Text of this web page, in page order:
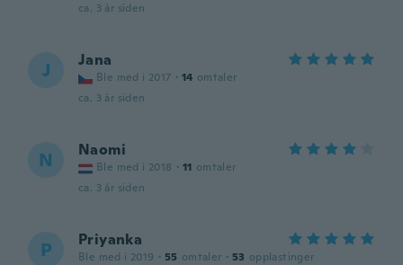
ca. 3 år siden
J Jana
Ble med i 2017 · 14 omtaler
ca. 3 år siden
N Naomi
Ble med i 2018 · 11 omtaler
ca. 3 år siden
P Priyanka
Ble med i 2019 · 55 omtaler · 53 opplastinger